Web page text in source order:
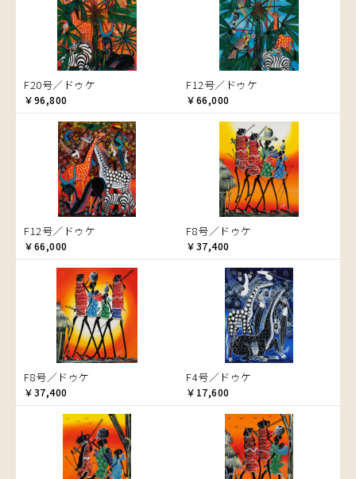
かくれんぼ
家族-親子
カシューナッツの木
カップル
カバ
カメ
カメレオン
木
キリン
キリマンジャロ
孔雀
サイ
魚の群れ
サル
シマウマ
ゾウ
タンザニア
タンザニアの女性
チーター
チンパンジー
動物たち
アブー
アブダラ
アマニ
アミナータ
アリー
アルバー
イッサ
イディー
エミリアス
エレナ
オマリー
シャハ
シャバーニ
ジャリブーニ
スフィアー二
ズベリ
スライディ（スライドゥ）
ゼナ
セフ
ナココ
ハッサーニ
ベッカー
ブッシーリ
マウラーナ
マトゥカ
マジドゥ
マブサ
マリキータ
マルチナ
マワゾ
マングラ
ミムス
ムクラ
ムクンバ
ムスターファ
ムチサ
ムッサ
ムブカ
ムロペ
ムワツカ
ムワメディ
ヤッスィーニ（ヤッスィン）
ヤフィドゥ
ラ行
ラシッド.ムズグノ
ラシディ
ルーカス
ルブニ
レイモンド
ロジャー
F3号
F4号
F8号
F12号
F20号
規格外S
規格外M
規格外L
Frame
木枠張り／パネル
アートフレーム
F20号／ドゥケ
￥96,800
F12号／ドゥケ
￥66,000
F12号／ドゥケ
￥66,000
F8号／ドゥケ
￥37,400
F8号／ドゥケ
￥37,400
F4号／ドゥケ
￥17,600